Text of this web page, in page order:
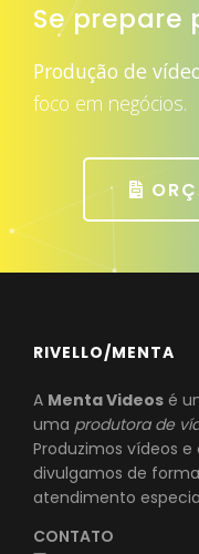
Se prepare
atrair mais
Produção de vídeos
RIVELLO/MENTA
A Menta Videos é
uma
produtora de
Produzimos vídeos
divulgamos de
atendimento